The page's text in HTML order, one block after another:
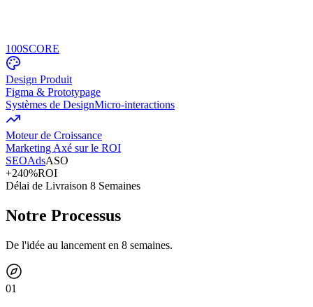
100SCORE
Design Produit
Figma & Prototypage
Systèmes de DesignMicro-interactions
Moteur de Croissance
Marketing Axé sur le ROI
SEOAdsASO
+240%ROI
Délai de Livraison 8 Semaines
Notre Processus
De l'idée au lancement en 8 semaines.
01